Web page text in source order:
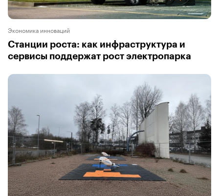
Экономика инноваций
Станции роста: как инфраструктура и
сервисы поддержат рост электропарка